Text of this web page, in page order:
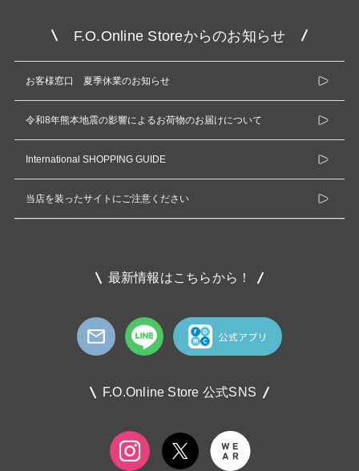
F.O.Online Storeからのお知らせ
お客様窓口 夏季休業のお知らせ
令和8年熊本地震の影響によるお荷物のお届けについて
International SHOPPING GUIDE
当店を装ったサイトにご注意ください
最新情報はこちらから！
F.O.Online Store 公式SNS